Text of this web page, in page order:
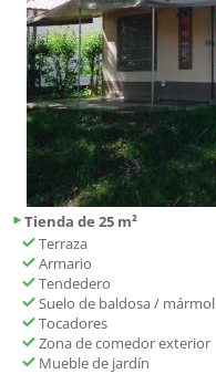
Tienda de 25 m²
Terraza
Armario
Tendedero
Suelo de baldosa / mármol
Tocadores
Zona de comedor exterior
Mueble de jardín